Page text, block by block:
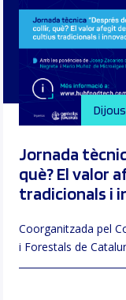
Jornada
què? El valor
tradicionals i
Coorganitzada pel
i Forestals de